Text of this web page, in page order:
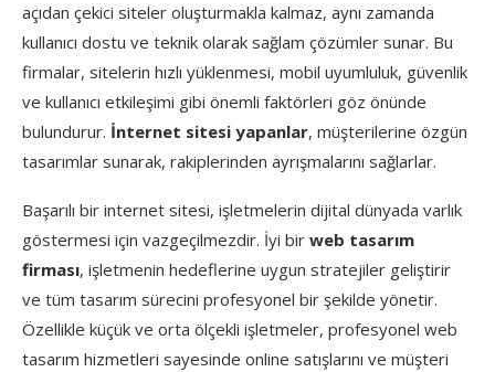
açıdan çekici siteler oluşturmakla kalmaz, aynı zamanda
kullanıcı dostu ve teknik olarak sağlam çözümler sunar. Bu
firmalar, sitelerin hızlı yüklenmesi, mobil uyumluluk, güvenlik
ve kullanıcı etkileşimi gibi önemli faktörleri göz önünde
bulundurur. İnternet sitesi yapanlar, müşterilerine özgün
tasarımlar sunarak, rakiplerinden ayrışmalarını sağlarlar.
Başarılı bir internet sitesi, işletmelerin dijital dünyada varlık
göstermesi için vazgeçilmezdir. İyi bir web tasarım
firması, işletmenin hedeflerine uygun stratejiler geliştirir
ve tüm tasarım sürecini profesyonel bir şekilde yönetir.
Özellikle küçük ve orta ölçekli işletmeler, profesyonel web
tasarım hizmetleri sayesinde online satışlarını ve müşteri